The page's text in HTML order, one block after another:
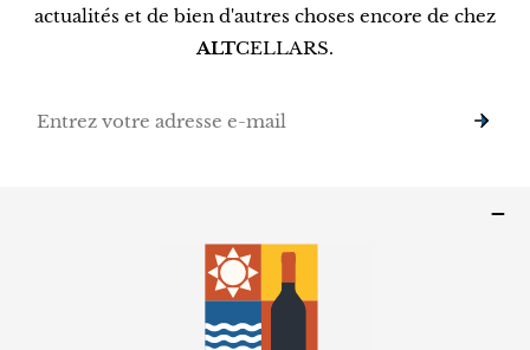
actualités et de bien d'autres choses encore de chez
ALTCELLARS.